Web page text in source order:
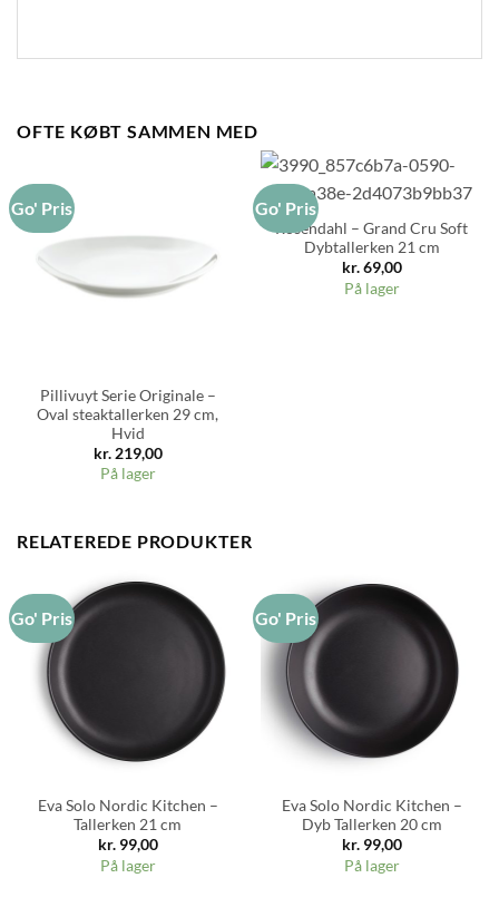
OFTE KØBT SAMMEN MED
Go' Pris
Pillivuyt Serie Originale –
Oval steaktallerken 29 cm,
Hvid
kr.219,00
På lager
Go' Pris
Rosendahl – Grand Cru Soft
Dybtallerken 21 cm
kr.69,00
På lager
RELATEREDE PRODUKTER
Go' Pris
Eva Solo Nordic Kitchen –
Tallerken 21 cm
kr.99,00
På lager
Go' Pris
Eva Solo Nordic Kitchen –
Dyb Tallerken 20 cm
kr.99,00
På lager